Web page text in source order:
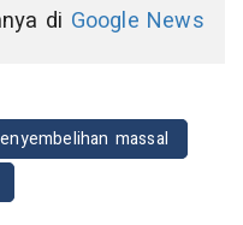
di Google News
massal